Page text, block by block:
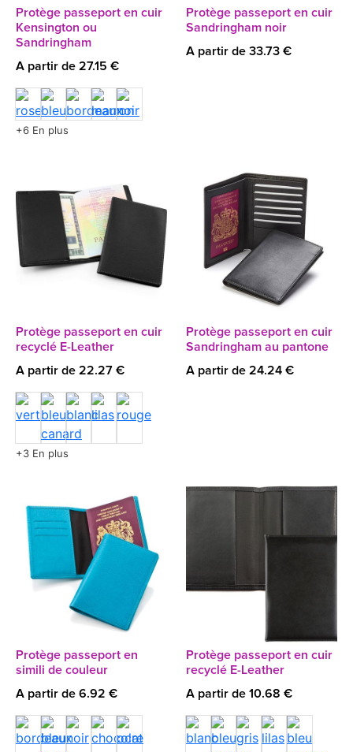
Protège passeport en cuir
Kensington ou
Sandringham
A partir de 27.15 €
+6 En plus
Protège passeport en cuir
Sandringham noir
A partir de 33.73 €
Protège passeport en cuir
recyclé E-Leather
A partir de 22.27 €
+3 En plus
Protège passeport en cuir
Sandringham au pantone
A partir de 24.24 €
Protège passeport en
simili de couleur
A partir de 6.92 €
Protège passeport en cuir
recyclé E-Leather
A partir de 10.68 €